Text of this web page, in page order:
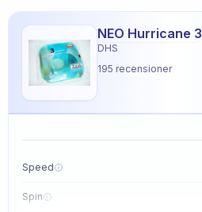
NEO Hurricane 3
DHS
195 recensioner
Speed
Spin